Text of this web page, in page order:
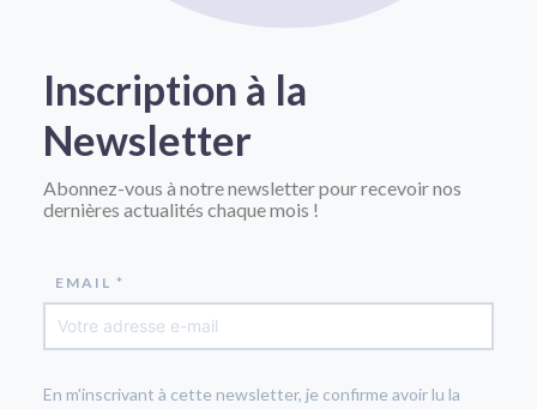
Inscription à la
Newsletter
Abonnez-vous à notre newsletter pour recevoir nos
dernières actualités chaque mois !
EMAIL *
En m'inscrivant à cette newsletter, je confirme avoir lu la